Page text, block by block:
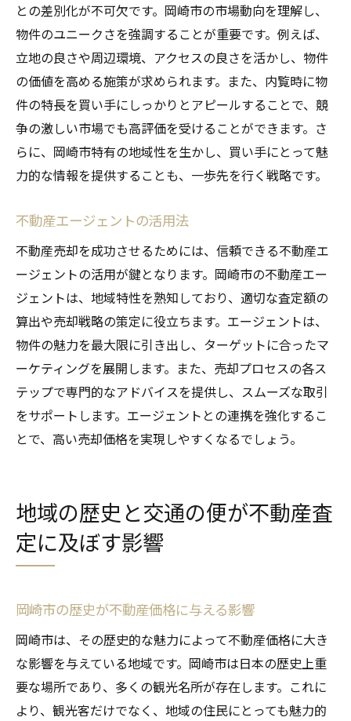
との差別化が不可欠です。岡崎市の市場動向を理解し、
物件のユニークさを強調することが重要です。例えば、
立地の良さや周辺環境、アクセスの良さを活かし、物件
の価値を高める施策が求められます。また、内覧時に物
件の特長を買い手にしっかりとアピールすることで、競
争の激しい市場でも高評価を受けることができます。さ
らに、岡崎市特有の地域性を生かし、買い手にとって魅
力的な情報を提供することも、一歩先を行く戦略です。
不動産エージェントの活用法
不動産売却を成功させるためには、信頼できる不動産エ
ージェントの活用が鍵となります。岡崎市の不動産エー
ジェントは、地域特性を熟知しており、適切な査定額の
算出や売却戦略の策定に役立ちます。エージェントは、
物件の魅力を最大限に引き出し、ターゲットに合ったマ
ーケティングを展開します。また、売却プロセスの各ス
テップで専門的なアドバイスを提供し、スムーズな取引
をサポートします。エージェントとの連携を強化するこ
とで、高い売却価格を実現しやすくなるでしょう。
地域の歴史と交通の便が不動産査
定に及ぼす影響
岡崎市の歴史が不動産価格に与える影響
岡崎市は、その歴史的な魅力によって不動産価格に大き
な影響を与えている地域です。岡崎市は日本の歴史上重
要な場所であり、多くの観光名所が存在します。これに
より、観光客だけでなく、地域の住民にとっても魅力的